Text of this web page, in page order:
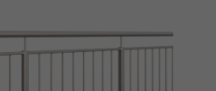
med dig av dina
intressen och